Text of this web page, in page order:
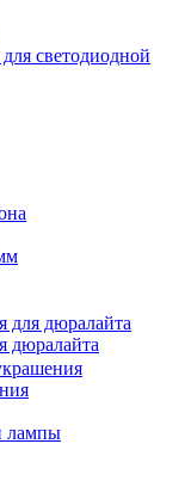
светодиодной
для дюралайта
дюралайта
лампы